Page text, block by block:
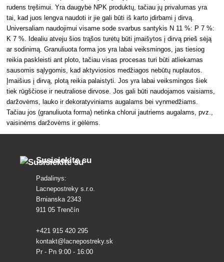
rudens tręšimui. Yra daugybė NPK produktų, tačiau jų privalumas yra
tai, kad juos lengva naudoti ir jie gali būti iš karto įdirbami į dirvą.
Universaliam naudojimui visame sode svarbus santykis N 11 %: P 7 %:
K 7 %. Idealiu atveju šios trąšos turėtų būti įmaišytos į dirvą prieš sėją
ar sodinimą. Granuliuota forma jos yra labai veiksmingos, jas tiesiog
reikia paskleisti ant ploto, tačiau visas procesas turi būti atliekamas
sausomis sąlygomis, kad aktyviosios medžiagos nebūtų nuplautos.
Įmaišius į dirvą, plotą reikia palaistyti. Jos yra labai veiksmingos šiek
tiek rūgščiose ir neutraliose dirvose. Jos gali būti naudojamos vaisiams,
daržovėms, lauko ir dekoratyviniams augalams bei vynmedžiams.
Tačiau jos (granuliuota forma) netinka chlorui jautriems augalams, pvz.,
vaisinėms daržovėms ir gėlėms.
Susisiekite su
Padalinys:
Lacnepostreky s.r.o.
Brnianska 2343
911 05 Trenčín
+421 915 420 295
kontakt@lacnepostreky.sk
Pr - Pn 9:00 - 16:00